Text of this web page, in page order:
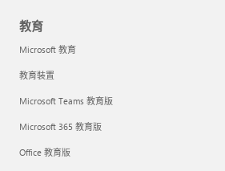
教育
Microsoft 教育
教育裝置
Microsoft Teams 教育版
Microsoft 365 教育版
Office 教育版